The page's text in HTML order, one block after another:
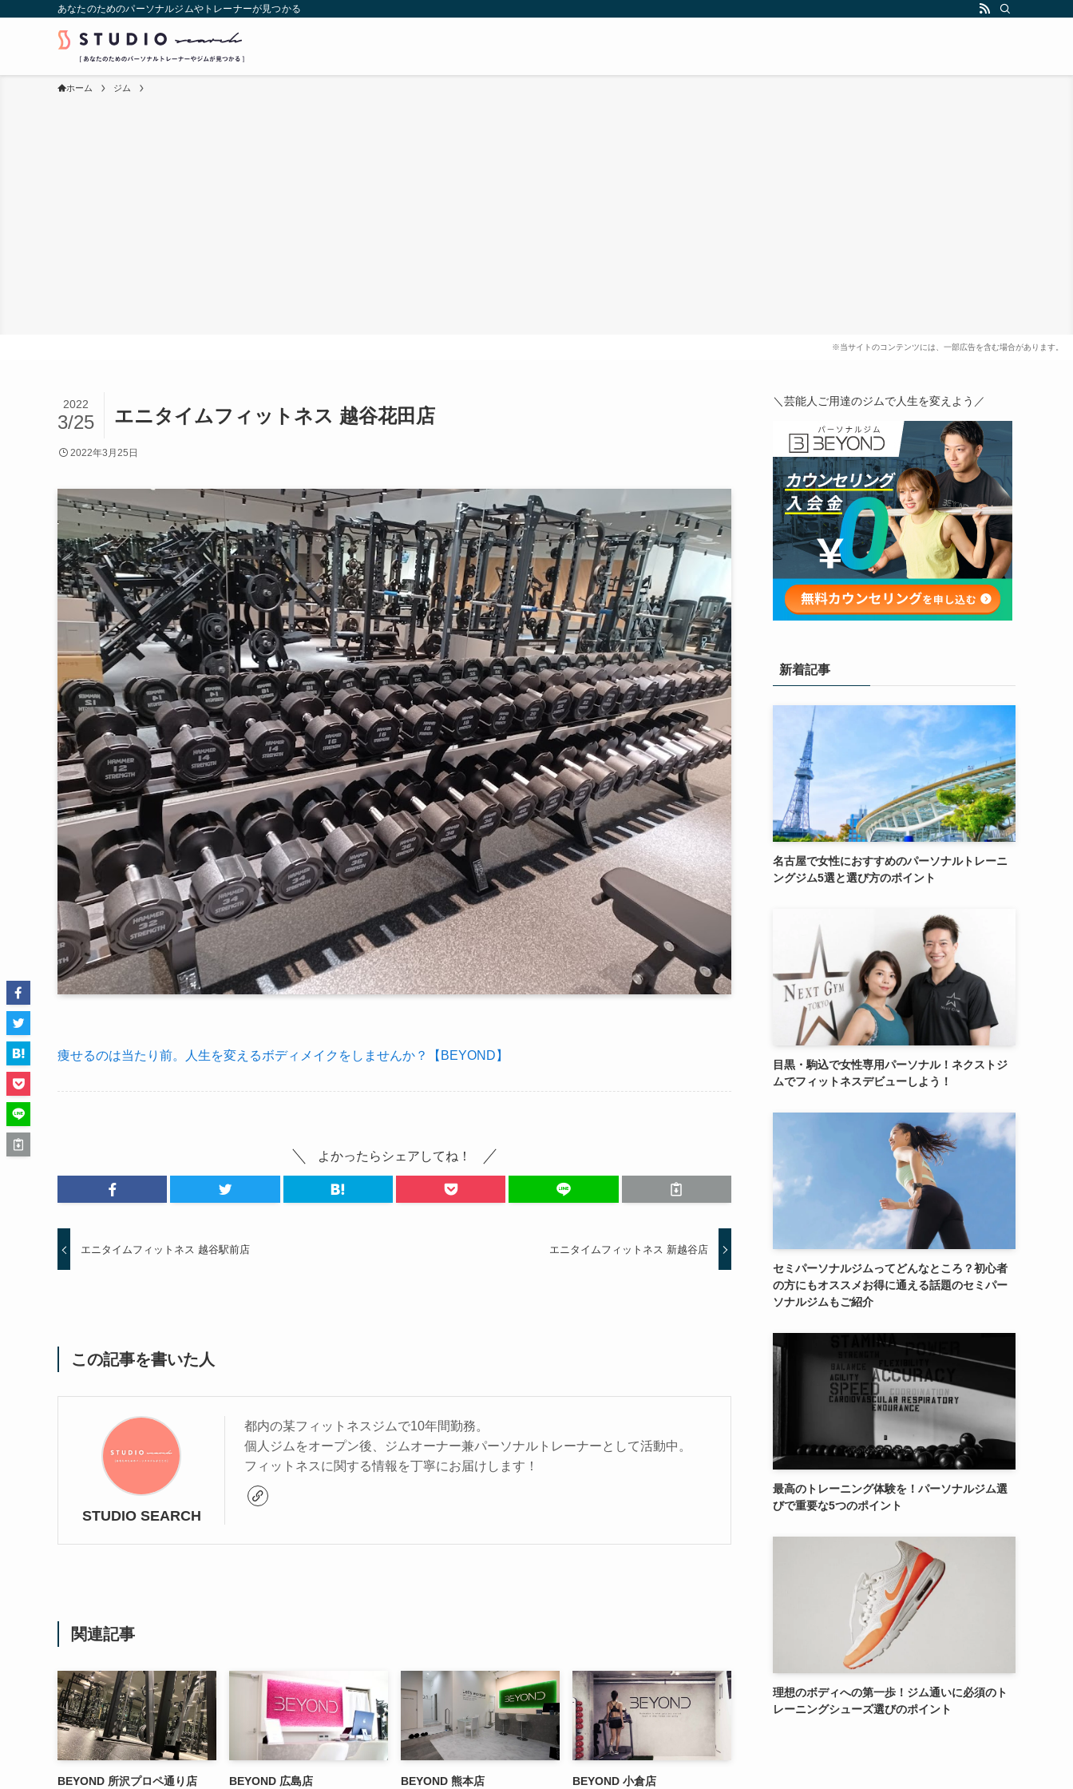
あなたのためのパーソナルジムやトレーナーが見つかる
ホーム ジム
エニタイムフィットネス 越谷花田店
2022
3/25
2022年3月25日
痩せるのは当たり前。人生を変えるボディメイクをしませんか？【BEYOND】
よかったらシェアしてね！
エニタイムフィットネス 越谷駅前店 エニタイムフィットネス 新越谷店
この記事を書いた人
STUDIO SEARCH
都内の某フィットネスジムで10年間勤務。
個人ジムをオープン後、ジムオーナー兼パーソナルトレーナーとして活動中。
フィットネスに関する情報を丁寧にお届けします！
関連記事
BEYOND 所沢プロペ通り店 BEYOND 広島店 BEYOND 熊本店 BEYOND 小倉店
＼芸能人ご用達のジムで人生を変えよう／
新着記事
名古屋で女性におすすめのパーソナルトレーニ
ングジム5選と選び方のポイント
目黒・駒込で女性専用パーソナル！ネクストジ
ムでフィットネスデビューしよう！
セミパーソナルジムってどんなところ？初心者
の方にもオススメお得に通える話題のセミパー
ソナルジムもご紹介
最高のトレーニング体験を！パーソナルジム選
びで重要な5つのポイント
理想のボディへの第一歩！ジム通いに必須のト
レーニングシューズ選びのポイント